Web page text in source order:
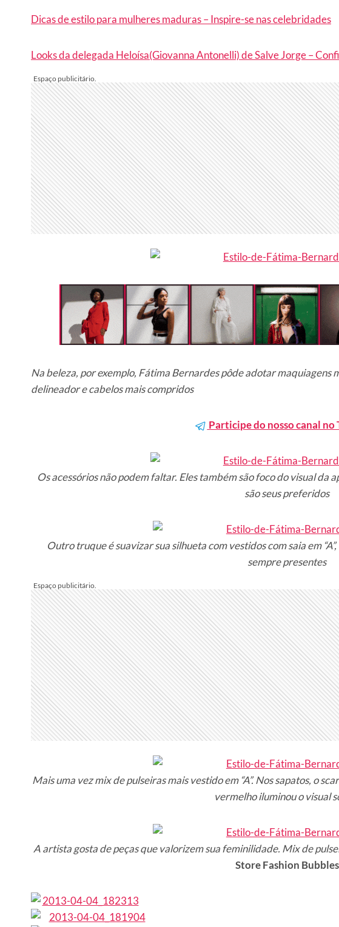
Dicas de estilo para mulheres maduras – Inspire-se nas celebridades
Looks da delegada Heloísa(Giovanna Antonelli) de Salve Jorge –
Na beleza, por exemplo, Fátima Bernardes pôde adotar maquiagens
delineador e cabelos mais compridos
Participe do nosso canal no
Os acessórios não podem faltar. Eles também são foco do visual da
são seus preferidos
Outro truque é suavizar sua silhueta com vestidos com saia em
sempre presentes
Mais uma vez mix de pulseiras mais vestido em “A”. Nos sapatos, o
vermelho iluminou o visual
A artista gosta de peças que valorizem sua feminilidade. Mix de
Store Fashion Bubbles